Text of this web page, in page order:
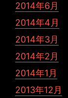
2014年6月
2014年4月
2014年3月
2014年2月
2014年1月
2013年12月